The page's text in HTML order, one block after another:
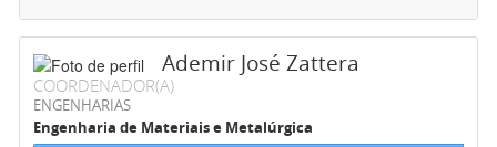
Ademir José Zattera
COORDENADOR(A)
ENGENHARIAS
Engenharia de Materiais e Metalúrgica